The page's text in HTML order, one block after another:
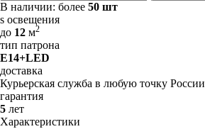
В наличии: более 50 шт
s освещения
до 12 м2
тип патрона
E14+LED
доставка
Курьерская служба в любую точку России
гарантия
5 лет
Характеристики